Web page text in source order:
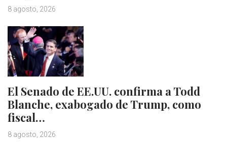
8 agosto, 2026
El Senado de EE.UU. confirma a Todd
Blanche, exabogado de Trump, como
fiscal…
8 agosto, 2026